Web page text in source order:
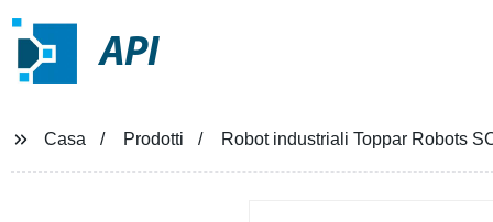
API
Casa Prodotti Robot industriali Toppar Robots